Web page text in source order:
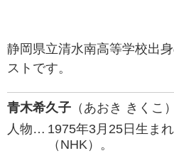
静岡県立清水南高等学校出
ストです。
青木希久子 （あおき きくこ）
人物… 1975年3月25日生ま
（NHK）。